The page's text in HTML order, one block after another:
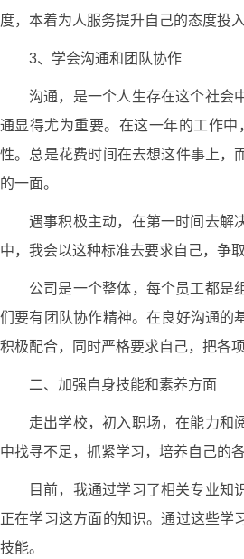
度，本着为人服务提升自己的态度投
3、学会沟通和团队协作
沟通，是一个人生存在这个社会
通显得尤为重要。在这一年的工作
性。总是花费时间在去想这件事上，
的一面。
遇事积极主动，在第一时间去解
中，我会以这种标准去要求自己，争
公司是一个整体，每个员工都是
们要有团队协作精神。在良好沟通的
积极配合，同时严格要求自己，把各
二、加强自身技能和素养方面
走出学校，初入职场，在能力和
中找寻不足，抓紧学习，培养自己的各
目前，我通过学习了相关专业知
正在学习这方面的知识。通过这些学
技能。